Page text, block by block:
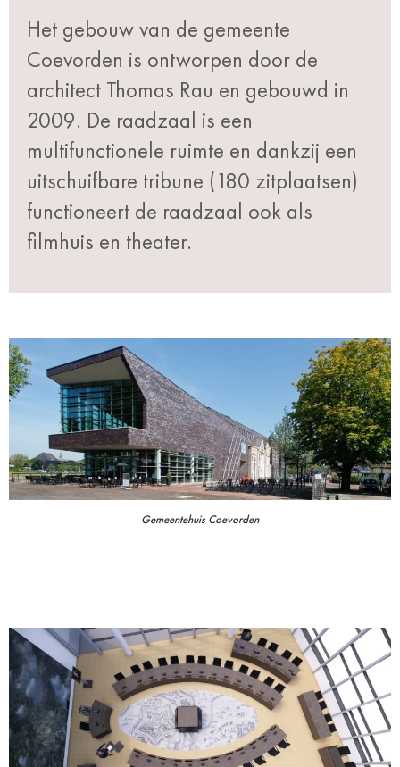
Het gebouw van de gemeente
Coevorden is ontworpen door de
architect Thomas Rau en gebouwd in
2009. De raadzaal is een
multifunctionele ruimte en dankzij een
uitschuifbare tribune (180 zitplaatsen)
functioneert de raadzaal ook als
filmhuis en theater.
Gemeentehuis Coevorden